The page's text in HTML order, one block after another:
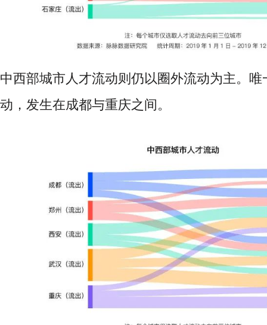
中西部城市人才流动则仍以圈外流动为主。
动，发生在成都与重庆之间。